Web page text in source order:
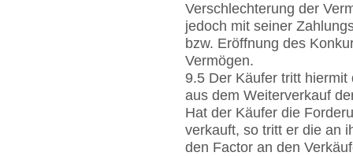
Verschlechterung der
jedoch mit seiner
bzw. Eröffnung des
Vermögen.
9.5 Der Käufer tritt
aus dem Weiterverkauf
Hat der Käufer die
verkauft, so tritt er die an
den Factor an den